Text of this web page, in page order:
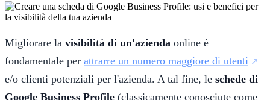
Migliorare la visibilità di un'azienda online è
fondamentale per attrarre un numero maggiore di utenti
e/o clienti potenziali per l'azienda. A tal fine, le schede di
Google Business Profile (classicamente conosciute come